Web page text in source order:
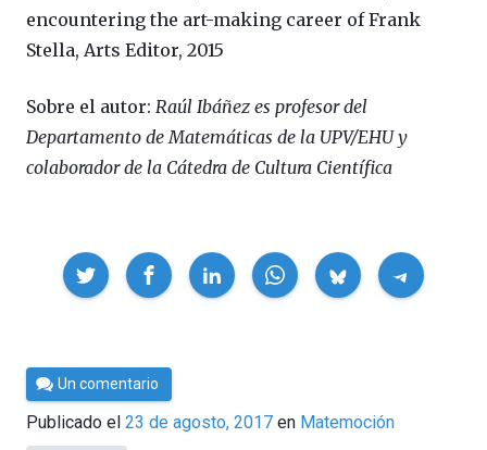
encountering the art-making career of Frank
Stella, Arts Editor, 2015
Sobre el autor: Raúl Ibáñez es profesor del
Departamento de Matemáticas de la UPV/EHU y
colaborador de la Cátedra de Cultura Científica
Compartir
Por
César
Tomé
Un comentario
Publicado el 23 de agosto, 2017 en Matemoción